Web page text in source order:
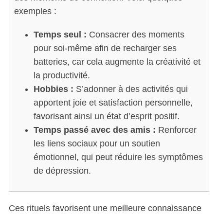
exemples :
Temps seul : Consacrer des moments
pour soi-même afin de recharger ses
batteries, car cela augmente la créativité et
la productivité.
Hobbies : S’adonner à des activités qui
apportent joie et satisfaction personnelle,
favorisant ainsi un état d’esprit positif.
Temps passé avec des amis : Renforcer
les liens sociaux pour un soutien
émotionnel, qui peut réduire les symptômes
de dépression.
Ces rituels favorisent une meilleure connaissance